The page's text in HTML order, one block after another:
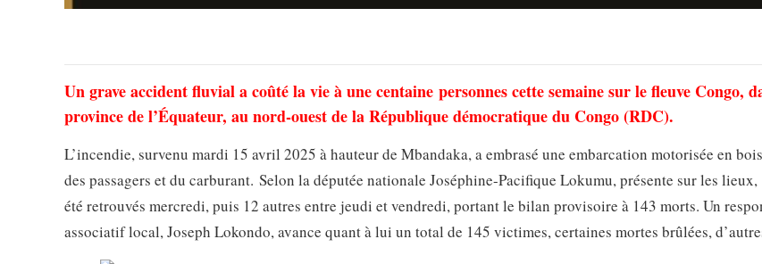
Un grave accident fluvial a coûté la vie à une centaine personnes cette semaine sur le fleuve Congo,
province de l’Équateur, au nord-ouest de la République démocratique du Congo (RDC).
L’incendie, survenu mardi 15 avril 2025 à hauteur de Mbandaka, a embrasé une embarcation motorisée en
des passagers et du carburant. Selon la députée nationale Joséphine-Pacifique Lokumu, présente sur les
été retrouvés mercredi, puis 12 autres entre jeudi et vendredi, portant le bilan provisoire à 143 morts. Un
associatif local, Joseph Lokondo, avance quant à lui un total de 145 victimes, certaines mortes brûlées,